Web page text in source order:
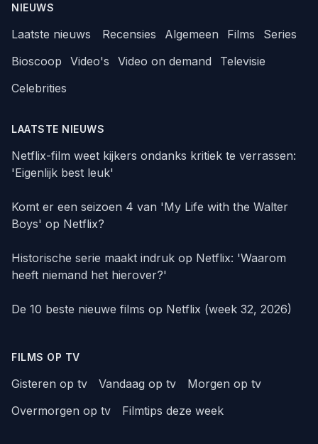
NIEUWS
Laatste nieuws Recensies Algemeen Films
Series
Bioscoop
Video's Video on demand
Televisie
Celebrities
LAATSTE NIEUWS
Netflix-film weet kijkers ondanks kritiek te verrassen:
'Eigenlijk best leuk'
Komt er een seizoen 4 van 'My Life with the Walter
Boys' op Netflix?
Historische serie maakt indruk op Netflix: 'Waarom
heeft niemand het hierover?'
De 10 beste nieuwe films op Netflix (week 32, 2026)
FILMS OP TV
Gisteren op tv Vandaag op tv
Morgen op tv
Overmorgen op tv
Filmtips deze week